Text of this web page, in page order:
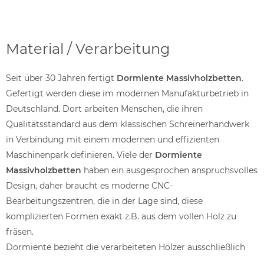
Material / Verarbeitung
Seit über 30 Jahren fertigt Dormiente Massivholzbetten.
Gefertigt werden diese im modernen Manufakturbetrieb in
Deutschland. Dort arbeiten Menschen, die ihren
Qualitätsstandard aus dem klassischen Schreinerhandwerk
in Verbindung mit einem modernen und effizienten
Maschinenpark definieren. Viele der Dormiente
Massivholzbetten haben ein ausgesprochen anspruchsvolles
Design, daher braucht es moderne CNC-
Bearbeitungszentren, die in der Lage sind, diese
komplizierten Formen exakt z.B. aus dem vollen Holz zu
fräsen.
Dormiente bezieht die verarbeiteten Hölzer ausschließlich